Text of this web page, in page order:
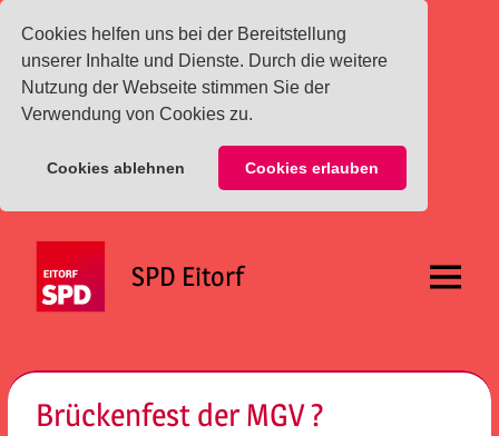
Cookies helfen uns bei der Bereitstellung
unserer Inhalte und Dienste. Durch die weitere
Nutzung der Webseite stimmen Sie der
Verwendung von Cookies zu.
Cookies ablehnen Cookies erlauben
springen
SPD Eitorf Menü
Brückenfest der MGV ?